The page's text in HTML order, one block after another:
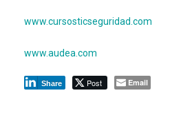
www.cursosticseguridad.com
www.audea.com
Share Post Email